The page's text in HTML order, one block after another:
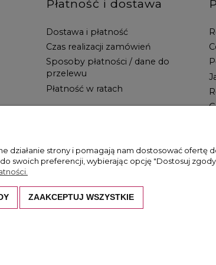
Płatność i dostawa
Dostawa i płatność
Czas realizacji zamówień
Sposoby płatności / dane do
przelewu
Płatność w ratach
są prawem autorskim. Kopiowanie i
strony i pomagają nam dostosować ofertę
swoich preferencji, wybierając opcję "Dostosuj
ZAAKCEPTUJ WSZYSTKIE